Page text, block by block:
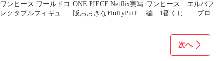
ワンピース ワールドコ
レクタブルフィギュア
ONE PIECE Netflix実写
版おおきなFluffyPuffy
ワンピース エルバフ
編 1番くじ ブロギ
次へ